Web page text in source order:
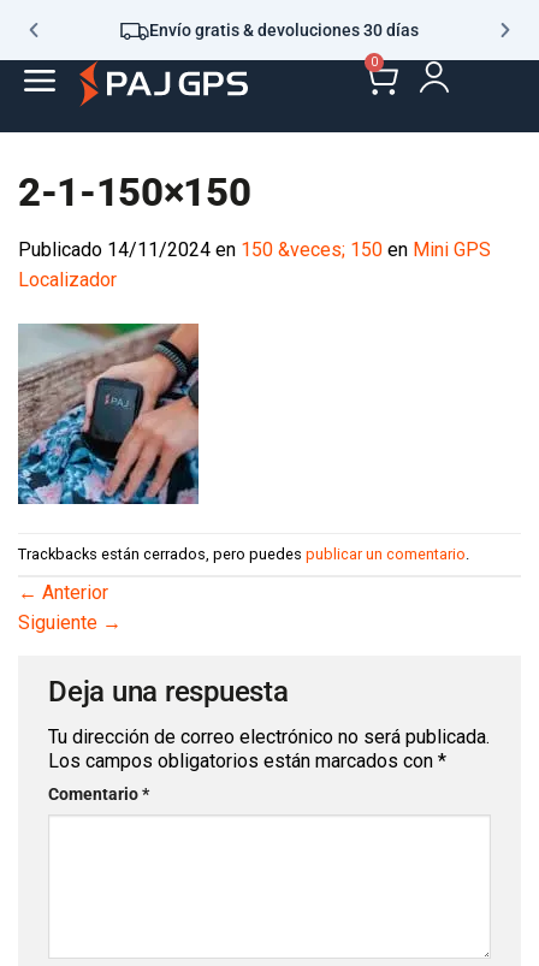
Envío gratis & devoluciones 30 días
0
2-1-150×150
Publicado 14/11/2024 en 150 &veces; 150 en Mini GPS
Localizador
Trackbacks están cerrados, pero puedes publicar un comentario
← Anterior
Siguiente →
Deja una respuesta
Tu dirección de correo electrónico no será publicada.
Los campos obligatorios están marcados con *
Comentario*